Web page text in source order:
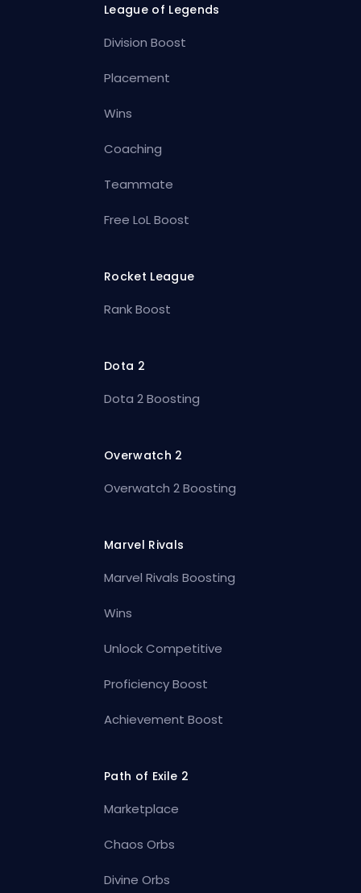
League of Legends
Division Boost
Placement
Wins
Coaching
Teammate
Free LoL Boost
Rocket League
Rank Boost
Dota 2
Dota 2 Boosting
Overwatch 2
Overwatch 2 Boosting
Marvel Rivals
Marvel Rivals Boosting
Wins
Unlock Competitive
Proficiency Boost
Achievement Boost
Path of Exile 2
Marketplace
Chaos Orbs
Divine Orbs